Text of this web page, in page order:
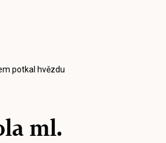
potkal hvězdu
ml.